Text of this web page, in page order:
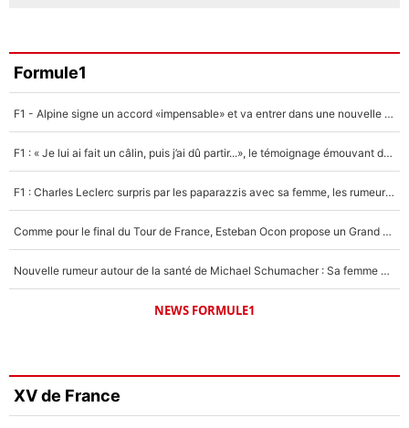
Formule1
F1 - Alpine signe un accord «impensable» et va entrer dans une nouvelle dimension : Grande nouvelle pour Pierre Gasly !
F1 : « Je lui ai fait un câlin, puis j’ai dû partir...», le témoignage émouvant de Max Verstappen sur sa fille
F1 : Charles Leclerc surpris par les paparazzis avec sa femme, les rumeurs étaient vraies !
Comme pour le final du Tour de France, Esteban Ocon propose un Grand Prix de Formule 1 à Paris : «Autour de l’Arc de Triomphe, ce serait génial» !
Nouvelle rumeur autour de la santé de Michael Schumacher : Sa femme Corinna sort du silence
NEWS FORMULE1
XV de France